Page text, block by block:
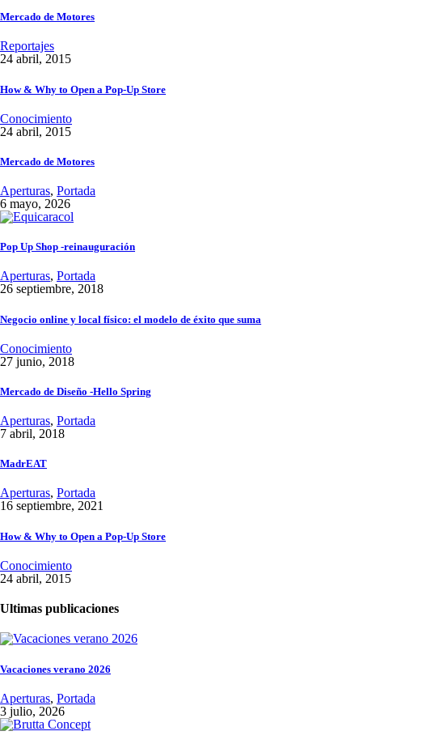
Mercado de Motores
Reportajes
24 abril, 2015
How & Why to Open a Pop-Up Store
Conocimiento
24 abril, 2015
Mercado de Motores
Aperturas, Portada
6 mayo, 2026
Pop Up Shop -reinauguración
Aperturas, Portada
26 septiembre, 2018
Negocio online y local físico: el modelo de éxito que suma
Conocimiento
27 junio, 2018
Mercado de Diseño -Hello Spring
Aperturas, Portada
7 abril, 2018
MadrEAT
Aperturas, Portada
16 septiembre, 2021
How & Why to Open a Pop-Up Store
Conocimiento
24 abril, 2015
Ultimas publicaciones
Vacaciones verano 2026
Aperturas, Portada
3 julio, 2026